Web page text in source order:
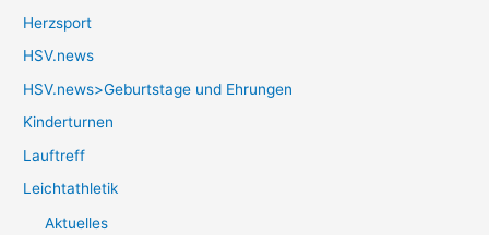
Herzsport
HSV.news
HSV.news>Geburtstage und Ehrungen
Kinderturnen
Lauftreff
Leichtathletik
Aktuelles